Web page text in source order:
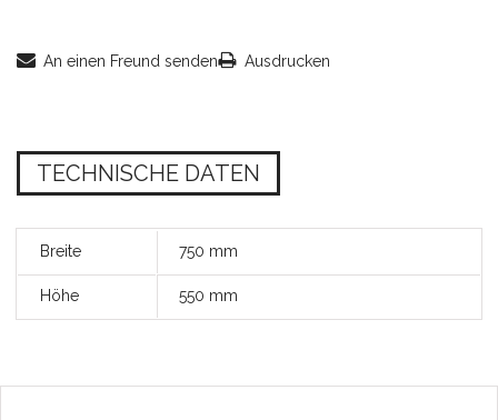
An einen Freund senden Ausdrucken
TECHNISCHE DATEN
Breite 750 mm
Höhe 550 mm